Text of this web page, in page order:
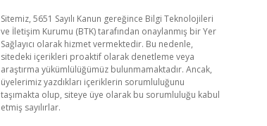
Sitemiz, 5651 Sayılı Kanun gereğince Bilgi Teknolojileri
ve İletişim Kurumu (BTK) tarafından onaylanmış bir Yer
Sağlayıcı olarak hizmet vermektedir. Bu nedenle,
sitedeki içerikleri proaktif olarak denetleme veya
araştırma yükümlülüğümüz bulunmamaktadır. Ancak,
üyelerimiz yazdıkları içeriklerin sorumluluğunu
taşımakta olup, siteye üye olarak bu sorumluluğu kabul
etmiş sayılırlar.